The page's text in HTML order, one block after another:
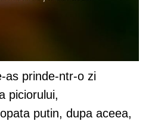
as prinde-ntr-o zi
piciorului,
putin, dupa aceea,